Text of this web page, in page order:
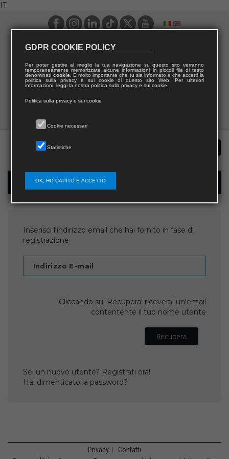
IT
Recupera username
Inserisci l'indirizzo email che hai fornito in fase di
registrazione
Indirizzo E-mail
Cliccando su 'Recupera' riceverai un'email
contentente il tuo nome utente
Recupera
Sei un nuovo utente? Registrati ora!
Hai dimenticato la password?
Privacy Contatti
GDPR COOKIE POLICY
Per poter gestire al meglio la tua navigazione su questo sito verranno
temporaneamente memorizzate alcune informazioni in piccoli file di testo
denominati cookie. È molto importante che tu sia informato e che accetti la
politica sulla privacy e sui cookie di questo sito Web. Per ulteriori
informazioni, leggi la nostra politica sulla privacy e sui cookie.
Politica sulla privacy e sui cookie
Cookie necessari
Statistiche
OK, HO CAPITO E ACCETTO